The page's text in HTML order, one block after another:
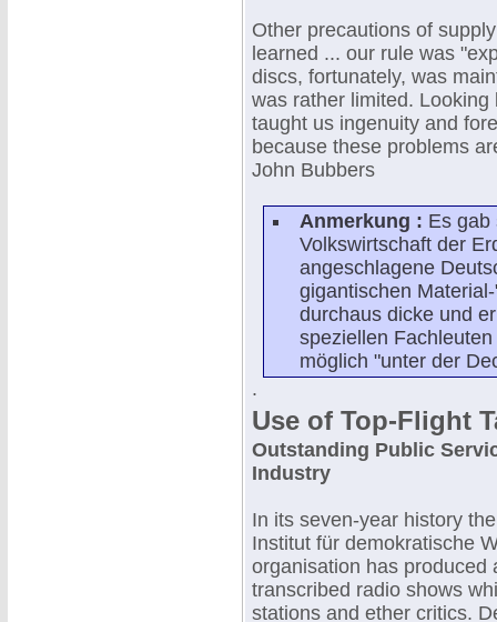
Other precautions of
learned ... our rule was
discs, fortunately, was
was rather limited.
taught us ingenuity and
because these problems
John Bubbers
Anmerkung : Es gab
Volkswirtschaft der
angeschlagene
gigantischen
durchaus dicke und
speziellen
möglich "unter der
.
Use of Top-Flight
Outstanding Public
Industry
In its seven-year history
Institut für demokratische
organisation has produced
transcribed radio shows
stations and ether critics.